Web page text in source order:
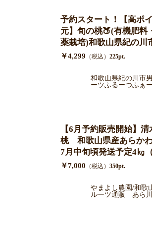
予約スタート！【高ポ
元】旬の桃🍑(有機肥料
薬栽培)和歌山県紀の川
さげ箱大玉３玉入り/送
でお届け 7月中旬より
￥4,299 （税込） 225pt.
和歌山県紀の川市
ーツふるーつふぁー
【6月予約販売開始】清
桃 和歌山県産あらか
7月中旬頃発送予定4㎏
13個）/家庭用
￥7,000 （税込） 350pt.
やまよし農園/和歌
ルーツ通販 あら川